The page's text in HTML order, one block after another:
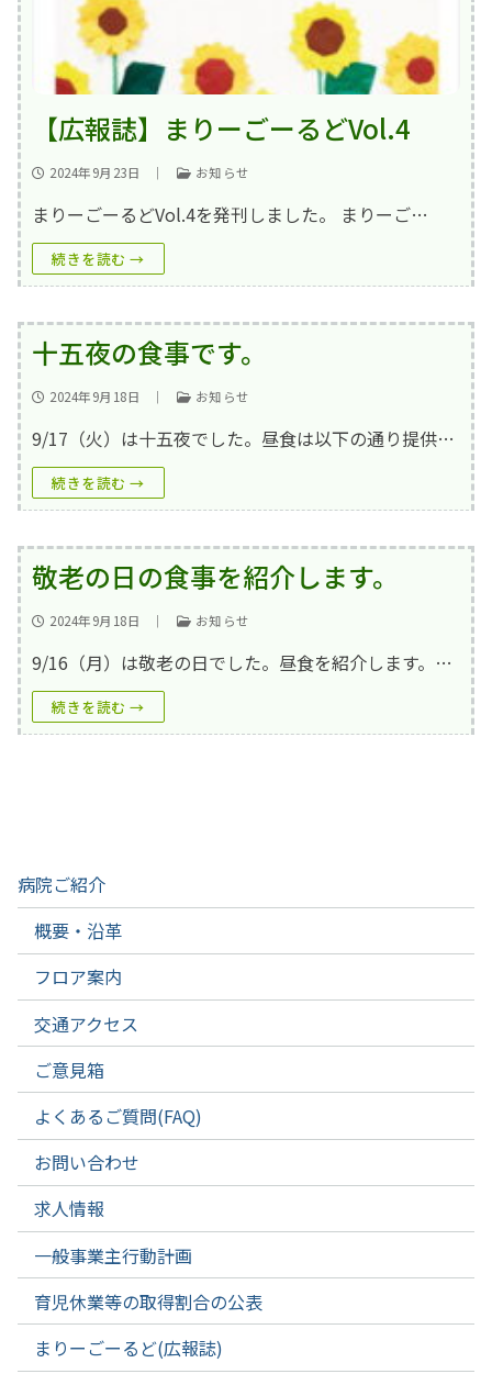
【広報誌】まりーごーるどVol.4
2024年9月23日 ｜ お知らせ
まりーごーるどVol.4を発刊しました。 まりーご…
続きを読む →
十五夜の食事です。
2024年9月18日 ｜ お知らせ
9/17（火）は十五夜でした。昼食は以下の通り提供…
続きを読む →
敬老の日の食事を紹介します。
2024年9月18日 ｜ お知らせ
9/16（月）は敬老の日でした。昼食を紹介します。…
続きを読む →
病院ご紹介
概要・沿革
フロア案内
交通アクセス
ご意見箱
よくあるご質問(FAQ)
お問い合わせ
求人情報
一般事業主行動計画
育児休業等の取得割合の公表
まりーごーるど(広報誌)